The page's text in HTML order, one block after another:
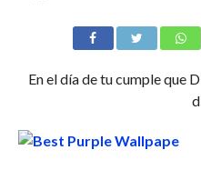
En el día de tu cumple que